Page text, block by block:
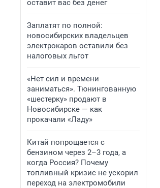
оставит вас без денег
Заплатят по полной:
новосибирских владельцев
электрокаров оставили без
налоговых льгот
«Нет сил и времени
заниматься». Тюнингованную
«шестерку» продают в
Новосибирске — как
прокачали «Ладу»
Китай попрощается с
бензином через 2–3 года, а
когда Россия? Почему
топливный кризис не ускорил
переход на электромобили